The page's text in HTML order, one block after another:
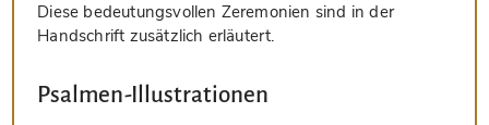
Diese bedeutungsvollen Zeremonien sind in der
Handschrift zusätzlich erläutert.
Psalmen-Illustrationen